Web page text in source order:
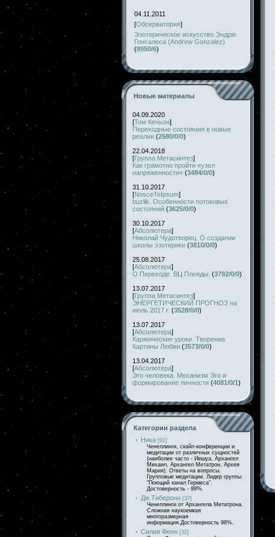
04.11.2011
[Обсерватория]
Эзотерическое искусство Эндрю
Гонсалеса (Andrew Gonzalez)
(8950/6)
Новые материалы
04.09.2020
[Том Кеньон]
Переходные состояния в новые
реалии (2580/0/0)
22.04.2018
[Группа Метасинтез]
Как грамотно пройти «узел
напряженности» (3484/0/0)
31.10.2017
[NosceTeIpsum]
buzlik. Особенности потоковых
состояний (3625/0/0)
30.10.2017
[Абсолютера]
Николай Чудотворец. О создании
школы эзотерики (3810/0/0)
25.08.2017
[Абсолютера]
О Переходе. ВЦ Плеяды. (3792/0/0)
13.07.2017
[Группа Метасинтез]
ЭНЕРГЕТИЧЕСКИЙ ПРОГНОЗ на
июль 2017 г. (3528/0/0)
13.07.2017
[Абсолютера]
Кармические уроки. Творение
Картины Любви (3573/0/0)
13.04.2017
[Абсолютера]
Эго человека. Механизм Эго и
формирование личности (4081/0/1)
Категории раздела
Ника [91]
Ченеллинги, скайп-конференции и
медитации от различных сущностей
(наиболее часто - Иешуа, Архангел
Михаил, Архангел Метатрон, Архея
Мария). Ответы на вопросы.
Групповые медитации. Лидер группы
"Поющий канал Гермеса".
Достоверность - 99%.
Дж.Тиберонн [37]
Ченеллинги от Архангела Метатрона.
Сложная наукоемкая
многоразмерная
информация.Достоверность 98%.
Силия Фенн [32]